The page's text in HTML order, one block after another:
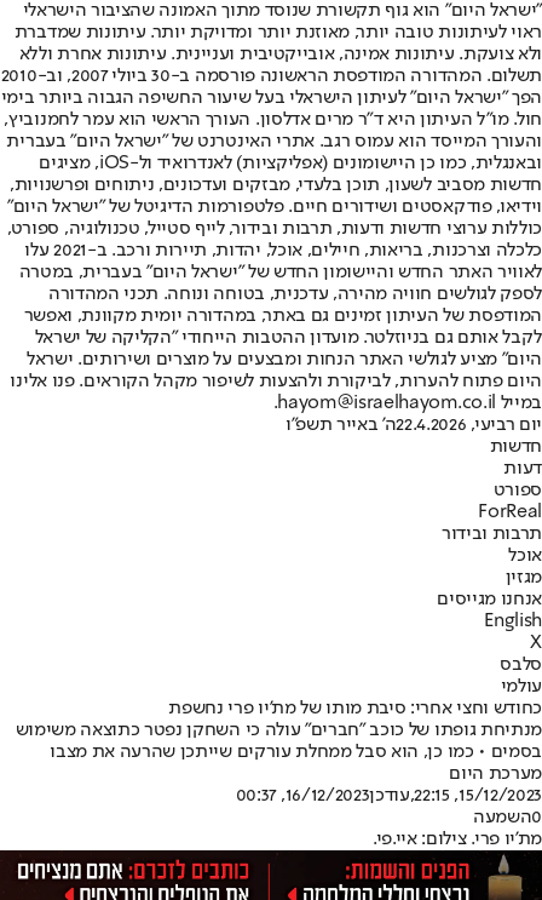
"ישראל היום" הוא גוף תקשורת שנוסד מתוך האמונה שהציבור הישראלי
ראוי לעיתונות טובה יותר, מאוזנת יותר ומדויקת יותר. עיתונות שמדברת
ולא צועקת. עיתונות אמינה, אובייקטיבית ועניינית. עיתונות אחרת וללא
תשלום. המהדורה המודפסת הראשונה פורסמה ב-30 ביולי 2007, וב-2010
הפך "ישראל היום" לעיתון הישראלי בעל שיעור החשיפה הגבוה ביותר בימי
חול. מו"ל העיתון היא ד"ר מרים אדלסון. העורך הראשי הוא עמר לחמנוביץ,
והעורך המייסד הוא עמוס רגב. אתרי האינטרנט של "ישראל היום" בעברית
ובאנגלית, כמו כן היישומונים (אפליקציות) לאנדרואיד ול-iOS, מציגים
חדשות מסביב לשעון, תוכן בלעדי, מבזקים ועדכונים, ניתוחים ופרשנויות,
וידיאו, פודקאסטים ושידורים חיים. פלטפורמות הדיגיטל של "ישראל היום"
כוללות ערוצי חדשות ודעות, תרבות ובידור, לייף סטייל, טכנולוגיה, ספורט,
כלכלה וצרכנות, בריאות, חיילים, אוכל, יהדות, תיירות ורכב. ב-2021 עלו
לאוויר האתר החדש והיישומון החדש של "ישראל היום" בעברית, במטרה
לספק לגולשים חוויה מהירה, עדכנית, בטוחה ונוחה. תכני המהדורה
המודפסת של העיתון זמינים גם באתר, במהדורה יומית מקוונת, ואפשר
לקבל אותם גם בניוזלטר. מועדון ההטבות הייחודי "הקליקה של ישראל
היום" מציע לגולשי האתר הנחות ומבצעים על מוצרים ושירותים. ישראל
היום פתוח להערות, לביקורת ולהצעות לשיפור מקהל הקוראים. פנו אלינו
במייל hayom@israelhayom.co.il.
יום רביעי, 22.4.2026
ה' באייר תשפ"ו
חדשות
דעות
ספורט
ForReal
תרבות ובידור
אוכל
מגזין
אנחנו מגייסים
English
X
סלבס
עולמי
כחודש וחצי אחרי: סיבת מותו של מת'יו פרי נחשפת
מנתיחת גופתו של כוכב "חברים" עולה כי השחקן נפטר כתוצאה משימוש
בסמים • כמו כן, הוא סבל ממחלת עורקים שייתכן שהרעה את מצבו
מערכת היום
15/12/2023, 22:15
,עודכן16/12/2023, 00:37
0השמעה
מת'יו פרי. צילום: איי.פי.